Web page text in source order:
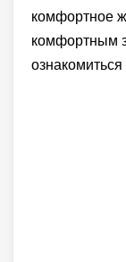
комфортное
комфортным
ознакомиться